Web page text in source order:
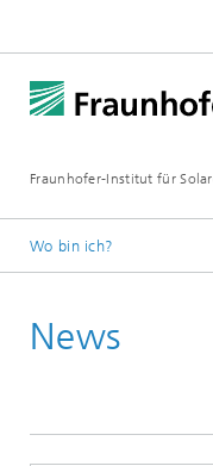
Fraunhofer-Institut für
Wo bin ich?
News